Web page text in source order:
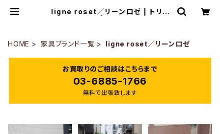
ligne roset／リーンロゼ | トリノ
HOME
家具ブランド一覧 ligne roset／リーンロゼ
お買取りのご相談はこちらまで
03-6885-1766
無料で出張致します